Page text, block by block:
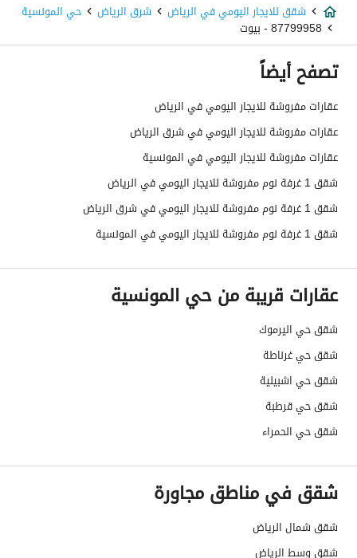
شقق للايجار اليومي في الرياض شرق الرياض حي المونسية
87799958 - بيوت
تصفح أيضاً
عقارات مفروشة للايجار اليومي في الرياض
عقارات مفروشة للايجار اليومي في شرق الرياض
عقارات مفروشة للايجار اليومي في المونسية
شقق 1 غرفة نوم مفروشة للايجار اليومي في الرياض
شقق 1 غرفة نوم مفروشة للايجار اليومي في شرق الرياض
شقق 1 غرفة نوم مفروشة للايجار اليومي في المونسية
عقارات قريبة من حي المونسية
شقق حي اليرموك
شقق حي غرناطة
شقق حي اشبيلية
شقق حي قرطبة
شقق حي الحمراء
شقق في مناطق مجاورة
شقق شمال الرياض
شقق وسط الرياض